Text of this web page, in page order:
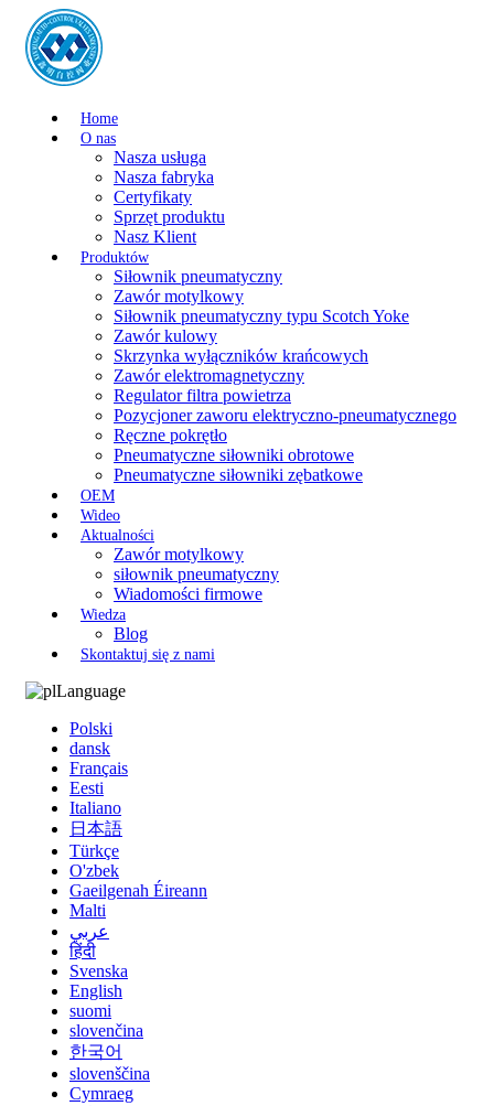
Home
O nas
Nasza usługa
Nasza fabryka
Certyfikaty
Sprzęt produktu
Nasz Klient
Produktów
Siłownik pneumatyczny
Zawór motylkowy
Siłownik pneumatyczny typu Scotch Yoke
Zawór kulowy
Skrzynka wyłączników krańcowych
Zawór elektromagnetyczny
Regulator filtra powietrza
Pozycjoner zaworu elektryczno-pneumatycznego
Ręczne pokrętło
Pneumatyczne siłowniki obrotowe
Pneumatyczne siłowniki zębatkowe
OEM
Wideo
Aktualności
Zawór motylkowy
siłownik pneumatyczny
Wiadomości firmowe
Wiedza
Blog
Skontaktuj się z nami
Language
Polski
dansk
Français
Eesti
Italiano
日本語
Türkçe
O'zbek
Gaeilgenah Éireann
Malti
عربي
हिंदी
Svenska
English
suomi
slovenčina
한국어
slovenščina
Cymraeg